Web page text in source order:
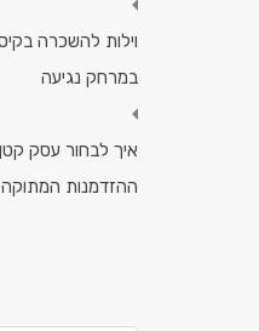
וילות להשכרה
במרחק נגיעה
איך לבחור עסק
ההזדמנות המתוקה